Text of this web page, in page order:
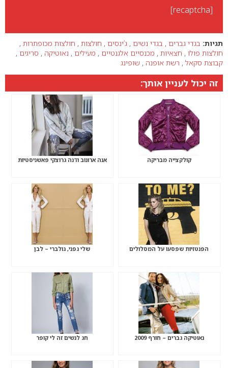
[recaptcha]
תגיות: בגדי גברים , בגדי נשים , ג’ינסים , חולצות , חולצות מכופתרות ,
חולצות פולו , חצאיות , מכנסיים אלגנטיים , מעילים , נאוטיקה , סריגים ,
קבוצת סקאל , רשת אופנה , שופינג
זה יכול לעניין אותך:
קולקצייה מבריקה אנה ארונוב ודנה גרוצקי פאשניסטיות
הפנטזיות שפסעו על המסלולים שלי גפני, גולברי – לבן
נאוטיקה גברים – חורף 2009 חג לנשים זה לי קופר